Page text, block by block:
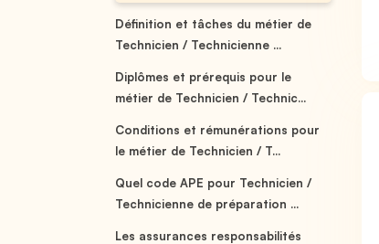
Définition et tâches du métier de
Technicien / Technicienne ...
Diplômes et prérequis pour le
métier de Technicien / Technic...
Conditions et rémunérations pour
le métier de Technicien / T...
Quel code APE pour Technicien /
Technicienne de préparation ...
Les assurances responsabilités